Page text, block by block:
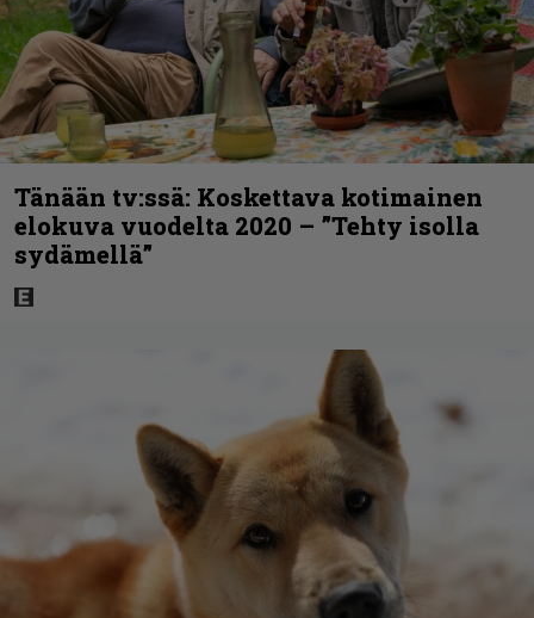
Tänään tv:ssä: Koskettava kotimainen
elokuva vuodelta 2020 – ”Tehty isolla
sydämellä”